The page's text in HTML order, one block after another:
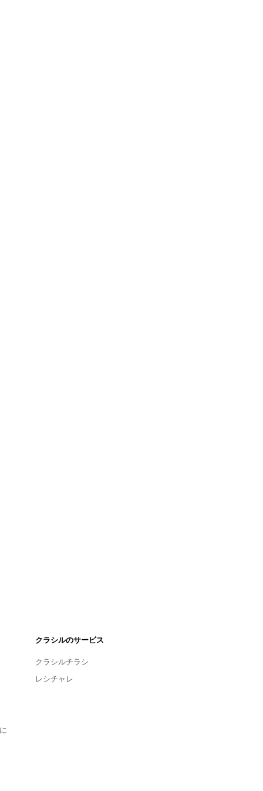
クラシルのサービス
クラシルチラシ
レシチャレ